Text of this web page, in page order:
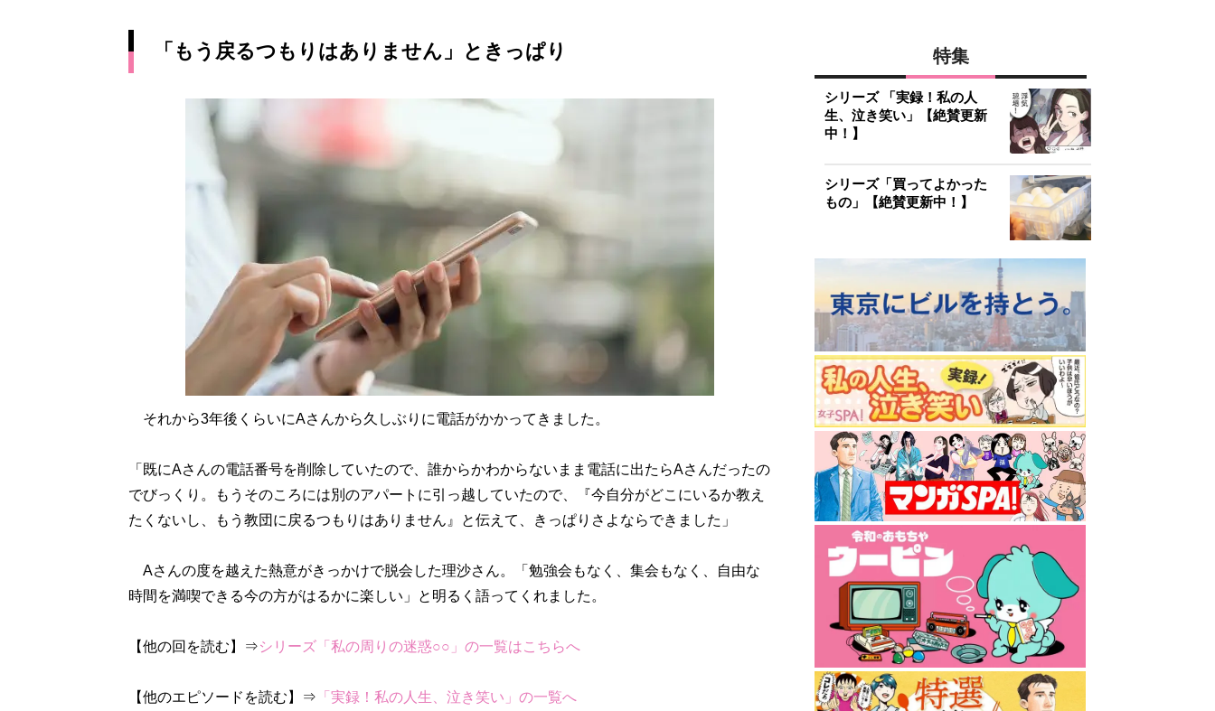
「もう戻るつもりはありません」ときっぱり
それから3年後くらいにAさんから久しぶりに電話がかかってきました。
「既にAさんの電話番号を削除していたので、誰からかわからないまま電話に出たらAさんだったの
でびっくり。もうそのころには別のアパートに引っ越していたので、『今自分がどこにいるか教え
たくないし、もう教団に戻るつもりはありません』と伝えて、きっぱりさよならできました」
Aさんの度を越えた熱意がきっかけで脱会した理沙さん。「勉強会もなく、集会もなく、自由な
時間を満喫できる今の方がはるかに楽しい」と明るく語ってくれました。
【他の回を読む】⇒シリーズ「私の周りの迷惑○○」の一覧はこちらへ
【他のエピソードを読む】⇒ 「実録！私の人生、泣き笑い」の一覧へ
特集
シリーズ 「実録！私の人
生、泣き笑い」【絶賛更新
中！】
シリーズ「買ってよかった
もの」【絶賛更新中！】